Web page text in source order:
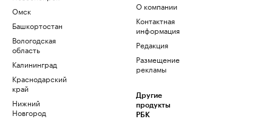
Омск
Башкортостан
Вологодская
область
Калининград
Краснодарский
край
Нижний
Новгород
О компании
Контактная
информация
Редакция
Размещение
рекламы
Другие
продукты
РБК